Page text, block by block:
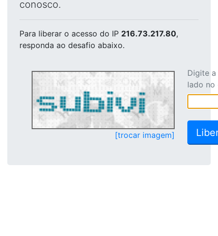
conosco.
Para liberar o acesso do IP 216.73.217.80,
responda ao desafio abaixo.
[trocar imagem]
Digite
lado no